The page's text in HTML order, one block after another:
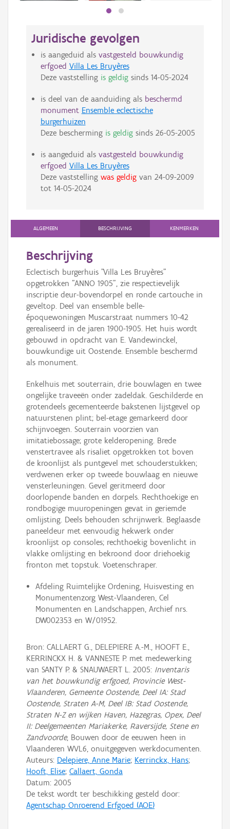
Juridische gevolgen
is aangeduid als vastgesteld bouwkundig
erfgoed Villa Les Bruyères
Deze vaststelling is geldigsinds 14-05-2024
is deel van de aanduiding als beschermd
monument Ensemble eclectische
burgerhuizen
Deze bescherming is geldigsinds 26-05-2005
is aangeduid als vastgesteld bouwkundig
erfgoed Villa Les Bruyères
Deze vaststelling was geldigvan 24-09-2009
tot 14-05-2024
ALGEMEEN BESCHRIJVING KENMERKEN
Beschrijving
Eclectisch burgerhuis "Villa Les Bruyères"
opgetrokken "ANNO 1905", zie respectievelijk
inscriptie deur-bovendorpel en ronde cartouche in
geveltop. Deel van ensemble belle-
époquewoningen Muscarstraat nummers 10-42
gerealiseerd in de jaren 1900-1905. Het huis wordt
gebouwd in opdracht van E. Vandewinckel,
bouwkundige uit Oostende. Ensemble beschermd
als monument.
Enkelhuis met souterrain, drie bouwlagen en twee
ongelijke traveeën onder zadeldak. Geschilderde en
grotendeels gecementeerde bakstenen lijstgevel op
natuurstenen plint; bel-etage gemarkeerd door
schijnvoegen. Souterrain voorzien van
imitatiebossage; grote kelderopening. Brede
venstertravee als risaliet opgetrokken tot boven
de kroonlijst als puntgevel met schouderstukken;
verdwenen erker op tweede bouwlaag en nieuwe
vensterleuningen. Gevel geritmeerd door
doorlopende banden en dorpels. Rechthoekige en
rondbogige muuropeningen gevat in geriemde
omlijsting. Deels behouden schrijnwerk. Beglaasde
paneeldeur met eenvoudig hekwerk onder
kroonlijst op consoles; rechthoekig bovenlicht in
vlakke omlijsting en bekroond door driehoekig
fronton met topstuk. Voetenschraper.
Afdeling Ruimtelijke Ordening, Huisvesting en
Monumentenzorg West-Vlaanderen, Cel
Monumenten en Landschappen, Archief nrs.
DW002353 en W/01952.
Bron: CALLAERT G., DELEPIERE A.-M., HOOFT E.,
KERRINCKX H. & VANNESTE P. met medewerking
van SANTY P. & SNAUWAERT L. 2005: Inventaris
van het bouwkundig erfgoed, Provincie West-
Vlaanderen, Gemeente Oostende, Deel IA: Stad
Oostende, Straten A-M, Deel IB: Stad Oostende,
Straten N-Z en wijken Haven, Hazegras, Opex, Deel
II: Deelgemeenten Mariakerke, Raversijde, Stene en
Zandvoorde, Bouwen door de eeuwen heen in
Vlaanderen WVL6, onuitgegeven werkdocumenten.
Auteurs: Delepiere, Anne Marie; Kerrinckx, Hans;
Hooft, Elise; Callaert, Gonda
Datum: 2005
De tekst wordt ter beschikking gesteld door:
Agentschap Onroerend Erfgoed (AOE)